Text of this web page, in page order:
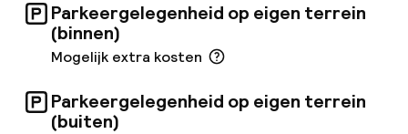
Parkeergelegenheid op eigen terrein
(binnen)
Mogelijk extra kosten
Parkeergelegenheid op eigen terrein
(buiten)